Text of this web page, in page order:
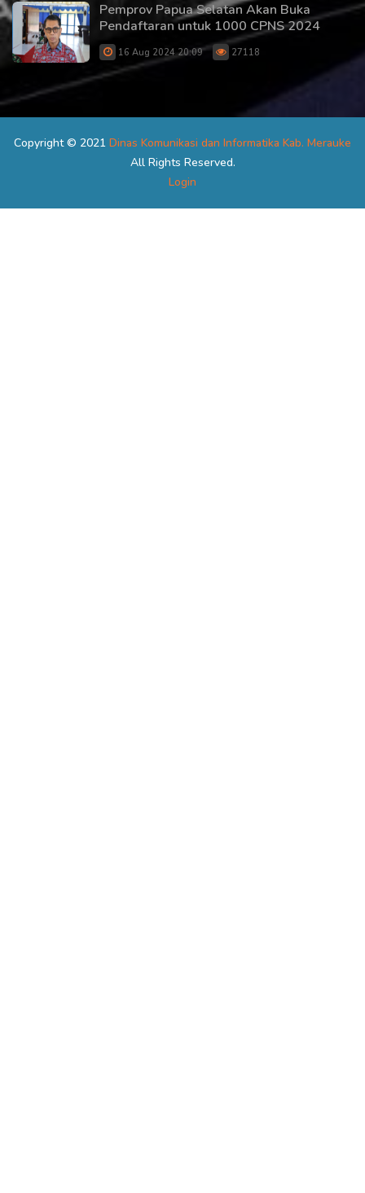
Pemprov Papua Selatan Akan Buka
Pendaftaran untuk 1000 CPNS 2024
16 Aug 2024 20:09 27118
Copyright © 2021 Dinas Komunikasi dan Informatika Kab. Merauke
All Rights Reserved.
Login